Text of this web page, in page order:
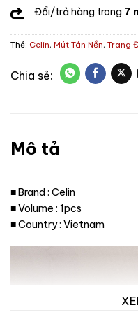
Đổi/trả hàng trong 7
Thẻ: Celin, Mút Tán Nền, Trang
Mô tả
■ Brand : Celin
■ Volume : 1pcs
■ Country : Vietnam